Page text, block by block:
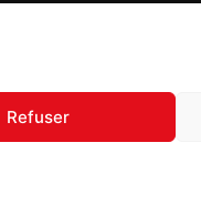
Refuser